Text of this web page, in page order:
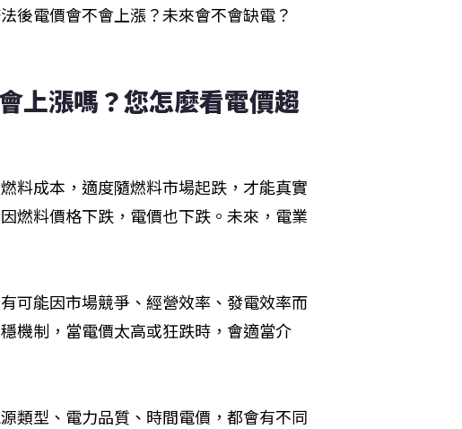
電價會不會上漲？未來會不會缺電？
上漲嗎？您怎麼看電價趨
料成本，適度隨燃料市場起跌，才能真實
燃料價格下跌，電價也下跌。未來，電業
可能因市場競爭、經營效率、發電效率而
機制，當電價太高或狂跌時，會適當介
類型、電力品質、時間電價，都會有不同